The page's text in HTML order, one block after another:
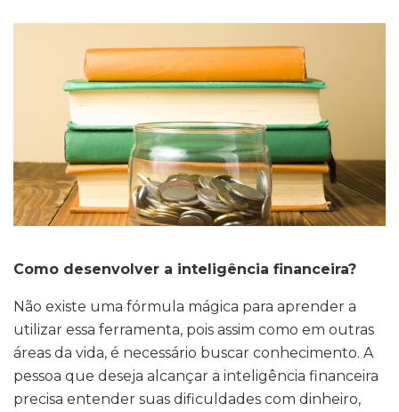
Como desenvolver a inteligência financeira?
Não existe uma fórmula mágica para aprender a
utilizar essa ferramenta, pois assim como em outras
áreas da vida, é necessário buscar conhecimento. A
pessoa que deseja alcançar a inteligência financeira
precisa entender suas dificuldades com dinheiro,